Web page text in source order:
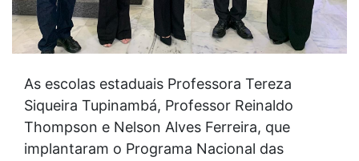
As escolas estaduais Professora Tereza
Siqueira Tupinambá, Professor Reinaldo
Thompson e Nelson Alves Ferreira, que
implantaram o Programa Nacional das